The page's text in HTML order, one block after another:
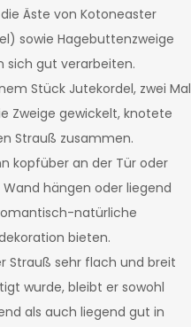
Äste von Kotoneaster
sowie Hagebuttenzweige
sich gut verarbeiten.
Stück Jutekordel, zwei Mal
Zweige gewickelt, knotete
Strauß zusammen.
kopfüber an der Tür oder
hängen oder liegend
natürliche
bieten.
Strauß sehr flach und breit
wurde, bleibt er sowohl
als auch liegend gut in